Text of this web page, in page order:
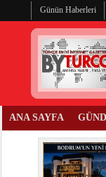
Günün Haberleri
ANA SAYFA